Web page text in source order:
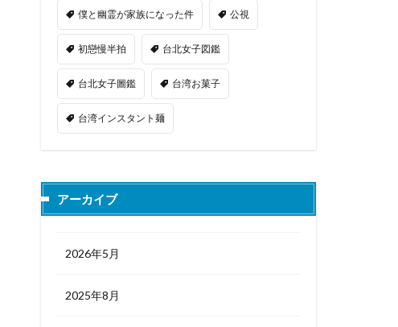
僕と幽霊が家族になった件 公視
初戀慢半拍 台北女子図鑑
台北女子圖鑑 台湾お菓子
台湾インスタント麺
アーカイブ
2026年5月
2025年8月